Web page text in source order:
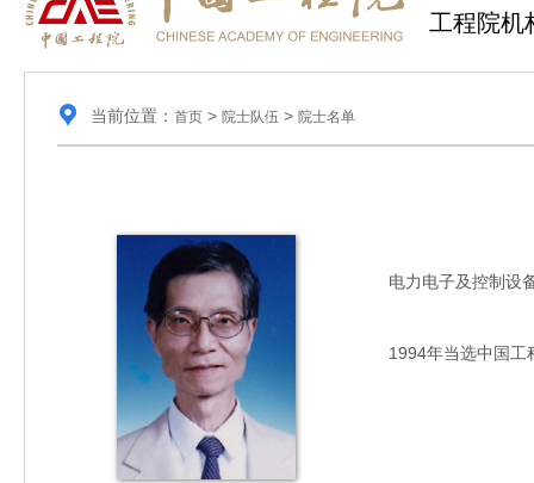
工程院机
当前位置： 首页> 院士队伍 > 院士名单
电力电子及控制设备
1994年当选中国工